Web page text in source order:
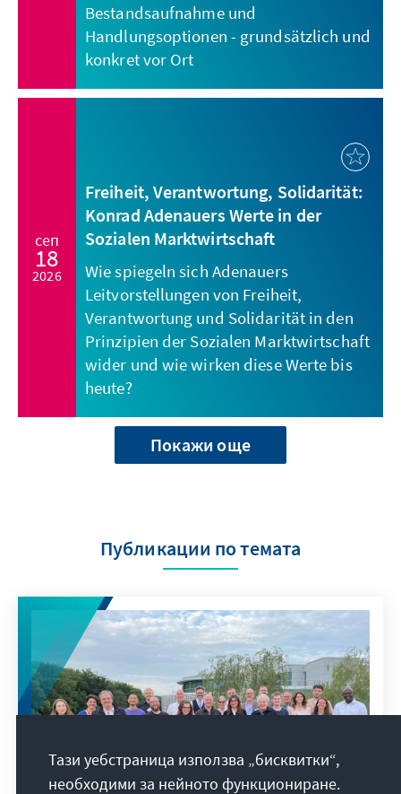
Bestandsaufnahme und
Handlungsoptionen - grundsätzlich und
konkret vor Ort
сеп
18
2026
Freiheit, Verantwortung, Solidarität:
Konrad Adenauers Werte in der
Sozialen Marktwirtschaft
Wie spiegeln sich Adenauers
Leitvorstellungen von Freiheit,
Verantwortung und Solidarität in den
Prinzipien der Sozialen Marktwirtschaft
wider und wie wirken diese Werte bis
heute?
Покажи още
Публикации по темата
Тази уебстраница използва „бисквитки“,
необходими за нейното функциониране.